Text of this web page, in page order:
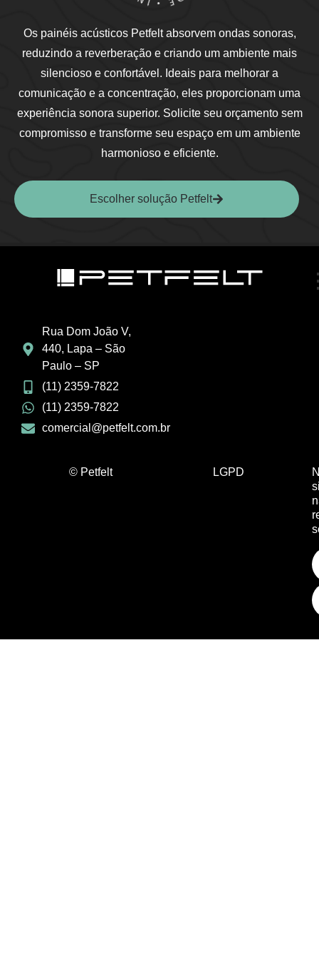
Os painéis acústicos Petfelt absorvem ondas sonoras,
reduzindo a reverberação e criando um ambiente mais
silencioso e confortável. Ideais para melhorar a
comunicação e a concentração, eles proporcionam uma
experiência sonora superior. Solicite seu orçamento sem
compromisso e transforme seu espaço em um ambiente
harmonioso e eficiente.
Escolher solução Petfelt
Rua Dom João V,
440, Lapa – São
Paulo – SP
(11) 2359-7822
(11) 2359-7822
comercial@petfelt.com.br
© Petfelt LGPD